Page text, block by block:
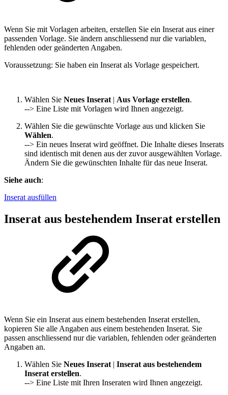
Wenn Sie mit Vorlagen arbeiten, erstellen Sie ein Inserat aus einer
passenden Vorlage. Sie ändern anschliessend nur die variablen,
fehlenden oder geänderten Angaben.
Voraussetzung: Sie haben ein Inserat als Vorlage gespeichert.
Wählen Sie Neues Inserat | Aus Vorlage erstellen.
--> Eine Liste mit Vorlagen wird Ihnen angezeigt.
Wählen Sie die gewünschte Vorlage aus und klicken Sie
Wählen.
--> Ein neues Inserat wird geöffnet. Die Inhalte dieses Inserats
sind identisch mit denen aus der zuvor ausgewählten Vorlage.
Ändern Sie die gewünschten Inhalte für das neue Inserat.
Siehe auch:
Inserat ausfüllen
Inserat aus bestehendem Inserat erstellen
Wenn Sie ein Inserat aus einem bestehenden Inserat erstellen,
kopieren Sie alle Angaben aus einem bestehenden Inserat. Sie
passen anschliessend nur die variablen, fehlenden oder geänderten
Angaben an.
Wählen Sie Neues Inserat| Inserat aus bestehendem
Inserat erstellen.
--> Eine Liste mit Ihren Inseraten wird Ihnen angezeigt.